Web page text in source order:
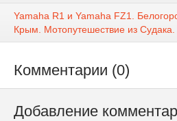
Yamaha R1 и Yamaha FZ1.
Крым. Мотопутешествие из Судака.
Комментарии (0)
Добавление